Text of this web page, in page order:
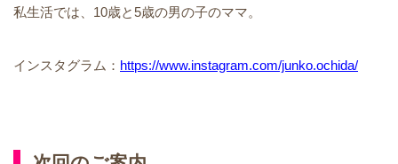
私生活では、10歳と5歳の男の子のママ。
インスタグラム： https://www.instagram.com/junko.ochida/